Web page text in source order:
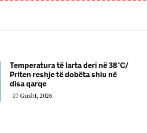
Temperatura të larta deri në 38°C/
Priten reshje të dobëta shiu në
disa qarqe
07 Gusht, 2026